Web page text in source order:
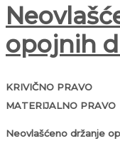
opojnih
KRIVIČNO PRAVO
MATERIJALNO PRAVO
Neovlašćeno držanje